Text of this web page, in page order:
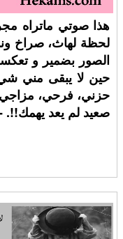
هذا صوتي ماتراه
لحظة لهاث، صراخ
الصور بضمير و
حين لا يبقى مني
حزني، فرحي،
صعيد لم يعد يهمك!!. -